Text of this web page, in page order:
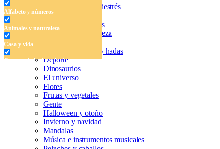
Alfabeto y números
Animales y naturaleza
Casa y vida
Cuentos de hadas y hadas
Frutas y vegetales
Dibujos para colorear antiestrés
Libros para colorear
Alfabeto y números
Animales y naturaleza
Cuentos de hadas y hadas
Deporte
Dinosaurios
El universo
Flores
Frutas y vegetales
Gente
Halloween y otoño
Invierno y navidad
Mandalas
Música e instrumentos musicales